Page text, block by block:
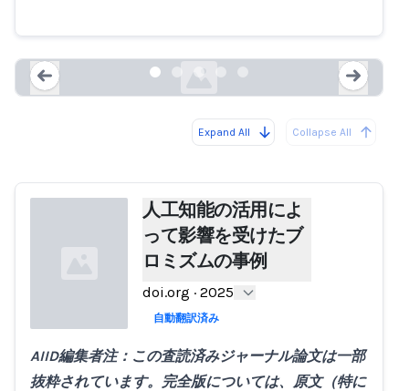
Expand All Collapse All
Loading...
人工知能の活用によ
って影響を受けたブ
ロミズムの事例
doi.org · 2025
自動翻訳済み
AIID編集者注：この査読済みジャーナル論文は一部
抜粋されています。完全版については、原文（特に